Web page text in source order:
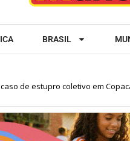
BRASIL
de estupro coletivo em